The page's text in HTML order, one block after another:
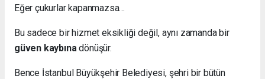
Eğer çukurlar kapanmazsa…
Bu sadece bir hizmet eksikliği değil, aynı zamanda bir
güven kaybına dönüşür.
Bence İstanbul Büyükşehir Belediyesi, şehri bir bütün